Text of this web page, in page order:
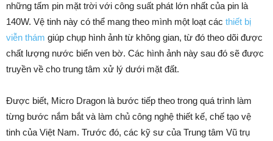
những tấm pin mặt trời với công suất phát lớn nhất của pin là
140W. Vệ tinh này có thể mang theo mình một loạt các thiết bị
viễn thám giúp chụp hình ảnh từ không gian, từ đó theo dõi được
chất lượng nước biển ven bờ. Các hình ảnh này sau đó sẽ được
truyền về cho trung tâm xử lý dưới mặt đất.
Được biết, Micro Dragon là bước tiếp theo trong quá trình làm
từng bước nắm bắt và làm chủ công nghệ thiết kế, chế tạo vệ
tinh của Việt Nam. Trước đó, các kỹ sư của Trung tâm Vũ trụ